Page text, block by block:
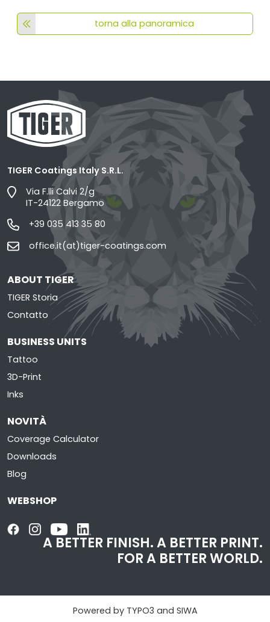
torna alla panoramica
TIGER Coatings Italy S.R.L.
Via F.lli Calvi 2/g
IT-24122 Bergamo
+39 035 413 35 80
office.it(at)tiger-coatings.com
ABOUT TIGER
TIGER Storia
Contatto
BUSINESS UNITS
Tattoo
3D-Print
Inks
NOVITÀ
Coverage Calculator
Downloads
Blog
WEBSHOP
A BETTER FINISH.A BETTER PRINT.
FOR A BETTER WORLD.
Powered by TYPO3 and SIWA